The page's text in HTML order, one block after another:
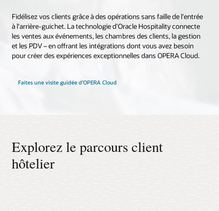
Fidélisez vos clients grâce à des opérations sans faille de l'entrée
à l'arrière-guichet. La technologie d'Oracle Hospitality connecte
les ventes aux événements, les chambres des clients, la gestion
et les PDV – en offrant les intégrations dont vous avez besoin
pour créer des expériences exceptionnelles dans OPERA Cloud.
Faites une visite guidée d'OPERA Cloud
Explorez le parcours client
hôtelier